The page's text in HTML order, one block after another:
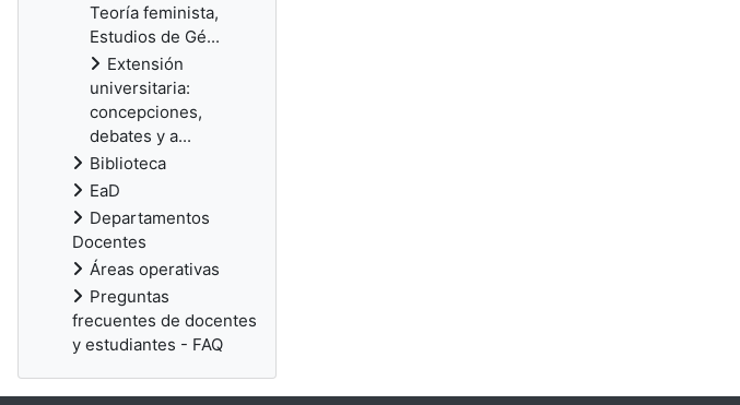
Teoría feminista,
Estudios de Gé...
Extensión
universitaria:
concepciones,
debates y a...
Biblioteca
EaD
Departamentos
Docentes
Áreas operativas
Preguntas
frecuentes de docentes
y estudiantes - FAQ